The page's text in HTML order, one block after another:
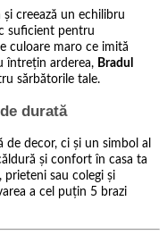
creează un echilibru
suficient pentru
culoare maro ce imită
întrețin arderea, Bradul
sărbătorile tale.
durată
de decor, ci și un simbol al
și confort în casa ta
prieteni sau colegi și
a cel puțin 5 brazi